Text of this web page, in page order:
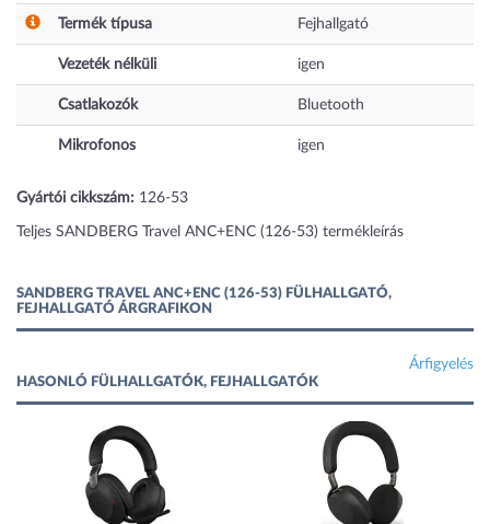
Termék típusa Fejhallgató
Vezeték nélküli igen
Csatlakozók Bluetooth
Mikrofonos igen
Gyártói cikkszám: 126-53
Teljes SANDBERG Travel ANC+ENC (126-53) termékleírás
SANDBERG TRAVEL ANC+ENC (126-53) FÜLHALLGATÓ,
FEJHALLGATÓ ÁRGRAFIKON
Árfigyelés
HASONLÓ FÜLHALLGATÓK, FEJHALLGATÓK